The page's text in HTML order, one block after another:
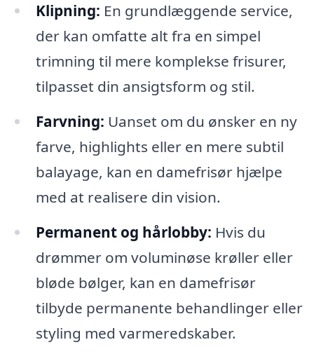
Klipning: En grundlæggende service,
der kan omfatte alt fra en simpel
trimning til mere komplekse frisurer,
tilpasset din ansigtsform og stil.
Farvning: Uanset om du ønsker en ny
farve, highlights eller en mere subtil
balayage, kan en damefrisør hjælpe
med at realisere din vision.
Permanent og hårlobby: Hvis du
drømmer om voluminøse krøller eller
bløde bølger, kan en damefrisør
tilbyde permanente behandlinger eller
styling med varmeredskaber.